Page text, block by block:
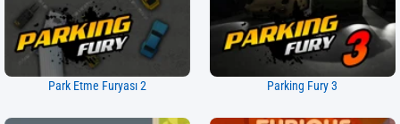
Park Etme Furyası 2 Parking Fury 3